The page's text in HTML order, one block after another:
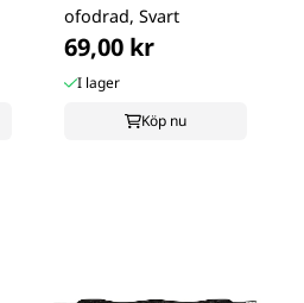
ofodrad, Svart
69,00 kr
I lager
Köp nu